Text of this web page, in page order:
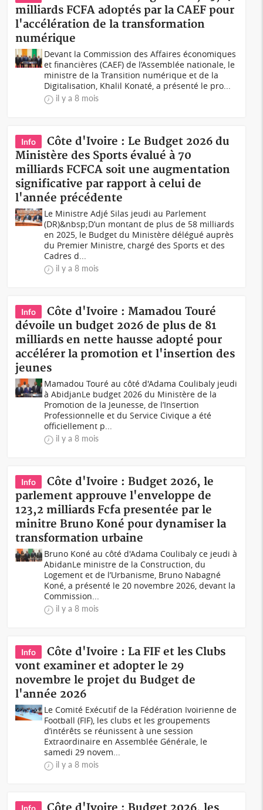
milliards FCFA adoptés par la CAEF pour
l'accélération de la transformation
numérique
Devant la Commission des Affaires économiques
et financières (CAEF) de l’Assemblée nationale, le
ministre de la Transition numérique et de la
Digitalisation, Khalil Konaté, a présenté le pro...
il y a 8 mois
Info
Côte d'Ivoire : Le Budget 2026 du
Ministère des Sports évalué à 70
milliards FCFCA soit une augmentation
significative par rapport à celui de
l'année précédente
Le Ministre Adjé Silas jeudi au Parlement
(DR)&nbsp;D’un montant de plus de 58 milliards
en 2025, le Budget du Ministère délégué auprès
du Premier Ministre, chargé des Sports et des
Cadres d...
il y a 8 mois
Info
Côte d'Ivoire : Mamadou Touré
dévoile un budget 2026 de plus de 81
milliards en nette hausse adopté pour
accélérer la promotion et l'insertion des
jeunes
Mamadou Touré au côté d'Adama Coulibaly jeudi
à AbidjanLe budget 2026 du Ministère de la
Promotion de la Jeunesse, de l’Insertion
Professionnelle et du Service Civique a été
officiellement p...
il y a 8 mois
Info
Côte d'Ivoire : Budget 2026, le
parlement approuve l'enveloppe de
123,2 milliards Fcfa presentée par le
minitre Bruno Koné pour dynamiser la
transformation urbaine
Bruno Koné au côté d'Adama Coulibaly ce jeudi à
AbidanLe ministre de la Construction, du
Logement et de l’Urbanisme, Bruno Nabagné
Koné, a présenté le 20 novembre 2026, devant la
Commission...
il y a 8 mois
Info
Côte d'Ivoire : La FIF et les Clubs
vont examiner et adopter le 29
novembre le projet du Budget de
l'année 2026
Le Comité Exécutif de la Fédération Ivoirienne de
Football (FIF), les clubs et les groupements
d’intérêts se réunissent à une session
Extraordinaire en Assemblée Générale, le
samedi 29 novem...
il y a 8 mois
Info